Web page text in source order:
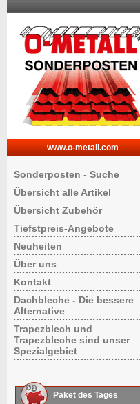
www.o-metall.com
Sonderposten - Suche
Übersicht alle Artikel
Übersicht Zubehör
Tiefstpreis-Angebote
Neuheiten
Über uns
Kontakt
Dachbleche - Die bessere
Alternative
Trapezblech und
Trapezbleche sind unser
Spezialgebiet
Paket des Tages